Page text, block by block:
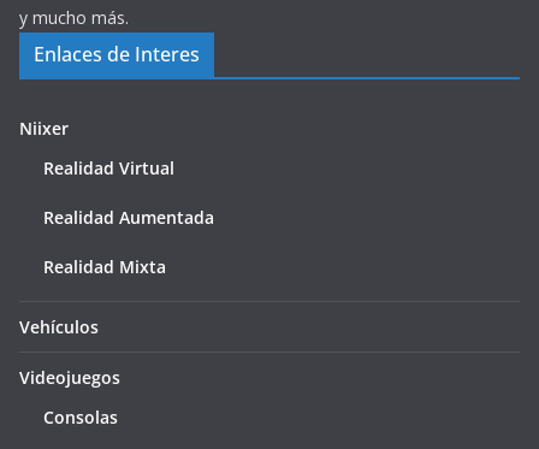
y mucho más.
Enlaces de Interes
Niixer
Realidad Virtual
Realidad Aumentada
Realidad Mixta
Vehículos
Videojuegos
Consolas